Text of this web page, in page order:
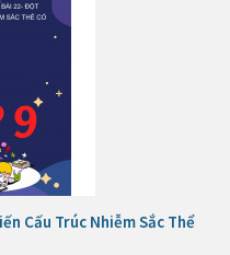
Cấu Trúc Nhiễm Sắc Thể